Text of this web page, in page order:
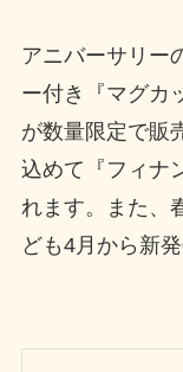
アニバーサリー
ー付き『マグカ
が数量限定で販
込めて『フィナ
れます。また、
ども4月から新